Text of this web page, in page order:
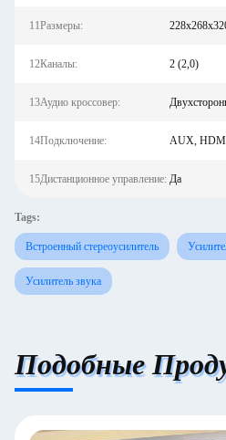
11Размеры:
12Каналы: 2 (2,0)
13Аудио кроссовер:
14Подключение: AUX,
15Дистанционное управление: Да
Tags:
Встроенный стереоусилитель
Усилитель звука
Подобные